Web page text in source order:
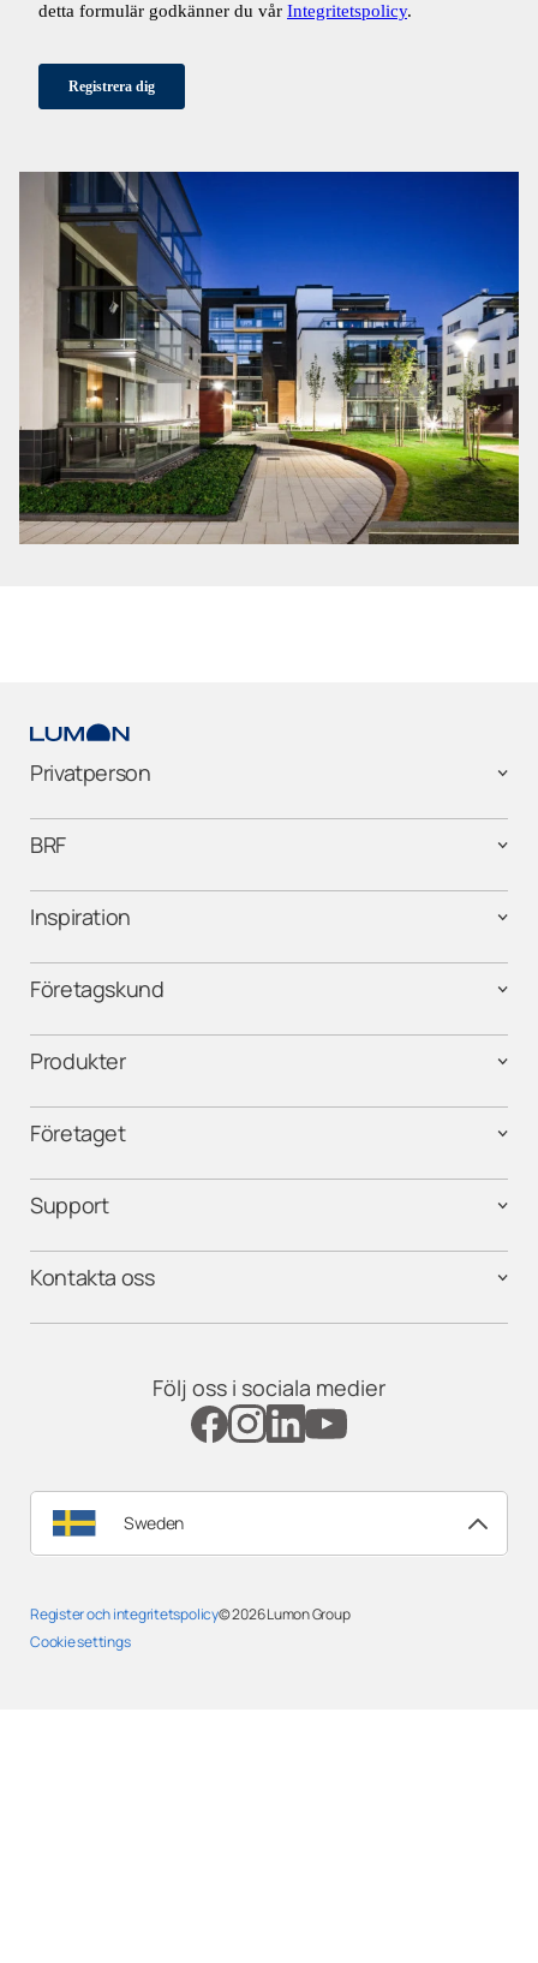
Privatperson
BRF
Inspiration
Företagskund
Produkter
Företaget
Support
Kontakta oss
Följ oss i sociala medier
Sweden
Register och integritetspolicy
Cookie settings
© 2026Lumon Group